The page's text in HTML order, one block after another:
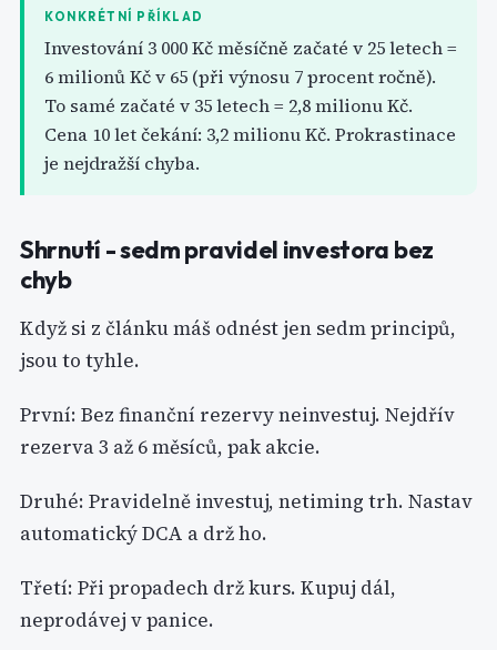
KONKRÉTNÍ PŘÍKLAD
Investování 3 000 Kč měsíčně začaté v 25 letech =
6 milionů Kč v 65 (při výnosu 7 procent ročně).
To samé začaté v 35 letech = 2,8 milionu Kč.
Cena 10 let čekání: 3,2 milionu Kč. Prokrastinace
je nejdražší chyba.
Shrnutí - sedm pravidel investora bez
chyb
Když si z článku máš odnést jen sedm principů,
jsou to tyhle.
První: Bez finanční rezervy neinvestuj. Nejdřív
rezerva 3 až 6 měsíců, pak akcie.
Druhé: Pravidelně investuj, netiming trh. Nastav
automatický DCA a drž ho.
Třetí: Při propadech drž kurs. Kupuj dál,
neprodávej v panice.